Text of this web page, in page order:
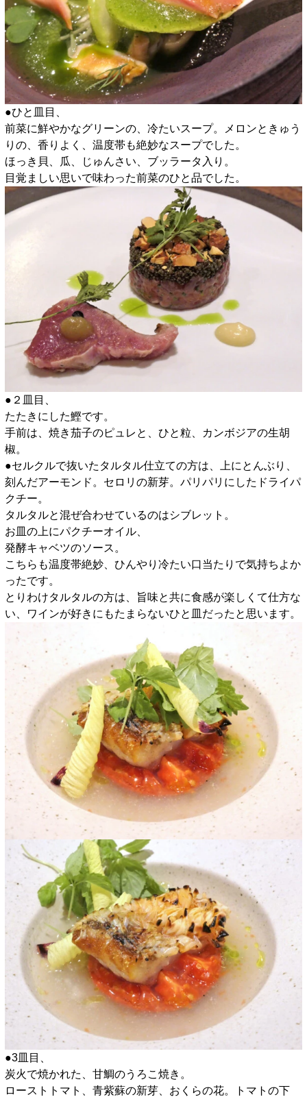
●ひと皿目、
前菜に鮮やかなグリーンの、冷たいスープ。メロンときゅう
りの、香りよく、温度帯も絶妙なスープでした。
ほっき貝、瓜、じゅんさい、ブッラータ入り。
目覚ましい思いで味わった前菜のひと品でした。
●２皿目、
たたきにした鰹です。
手前は、焼き茄子のピュレと、ひと粒、カンボジアの生胡
椒。
●セルクルで抜いたタルタル仕立ての方は、上にとんぶり、
刻んだアーモンド。セロリの新芽。パリパリにしたドライパ
クチー。
タルタルと混ぜ合わせているのはシブレット。
お皿の上にパクチーオイル、
発酵キャベツのソース。
こちらも温度帯絶妙、ひんやり冷たい口当たりで気持ちよか
ったです。
とりわけタルタルの方は、旨味と共に食感が楽しくて仕方な
い、ワインが好きにもたまらないひと皿だったと思います。
●3皿目、
炭火で焼かれた、甘鯛のうろこ焼き。
ローストトマト、青紫蘇の新芽、おくらの花。トマトの下